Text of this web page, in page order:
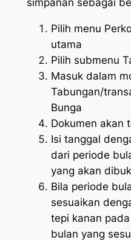
Pilih menu
utama
Pilih submenu
Masuk dalam
Tabungan/
Bunga
Dokumen akan
Isi tanggal
dari periode
yang akan
Bila periode
sesuaikan
tepi kanan
bulan yang